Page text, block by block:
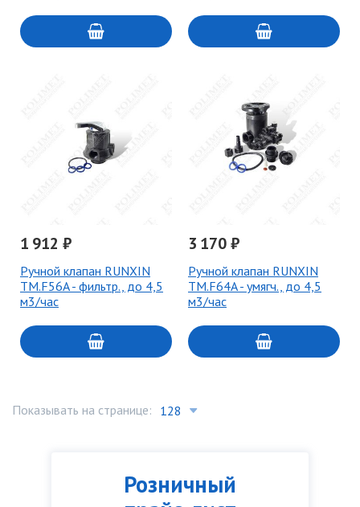
Розничный
1 912 ₽
Ручной клапан RUNXIN
TM.F56A - фильтр., до 4,5
м3/час
3 170 ₽
Ручной клапан RUNXIN
TM.F64A - умягч., до 4,5
м3/час
Показывать на странице: